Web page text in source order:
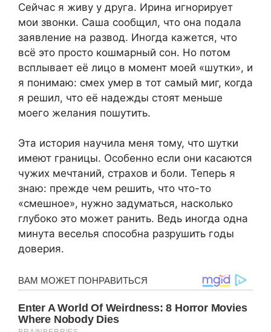
Сейчас я живу у друга. Ирина игнорирует
мои звонки. Саша сообщил, что она подала
заявление на развод. Иногда кажется, что
всё это просто кошмарный сон. Но потом
всплывает её лицо в момент моей «шутки», и
я понимаю: смех умер в тот самый миг, когда
я решил, что её надежды стоят меньше
моего желания пошутить.
Эта история научила меня тому, что шутки
имеют границы. Особенно если они касаются
чужих мечтаний, страхов и боли. Теперь я
знаю: прежде чем решить, что что-то
«смешное», нужно задуматься, насколько
глубоко это может ранить. Ведь иногда одна
минута веселья способна разрушить годы
доверия.